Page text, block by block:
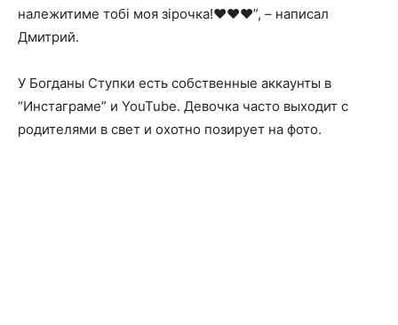
належитиме тобі моя зірочка!❤️❤️❤️”, – написал
Дмитрий.
У Богданы Ступки есть собственные аккаунты в
“Инстаграме” и YouTube. Девочка часто выходит с
родителями в свет и охотно позирует на фото.